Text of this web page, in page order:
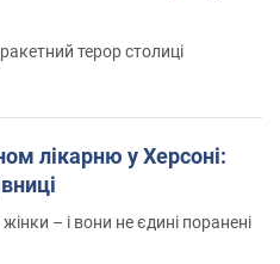
терор столиці
лікарню у Херсоні:
– і вони не єдині поранені